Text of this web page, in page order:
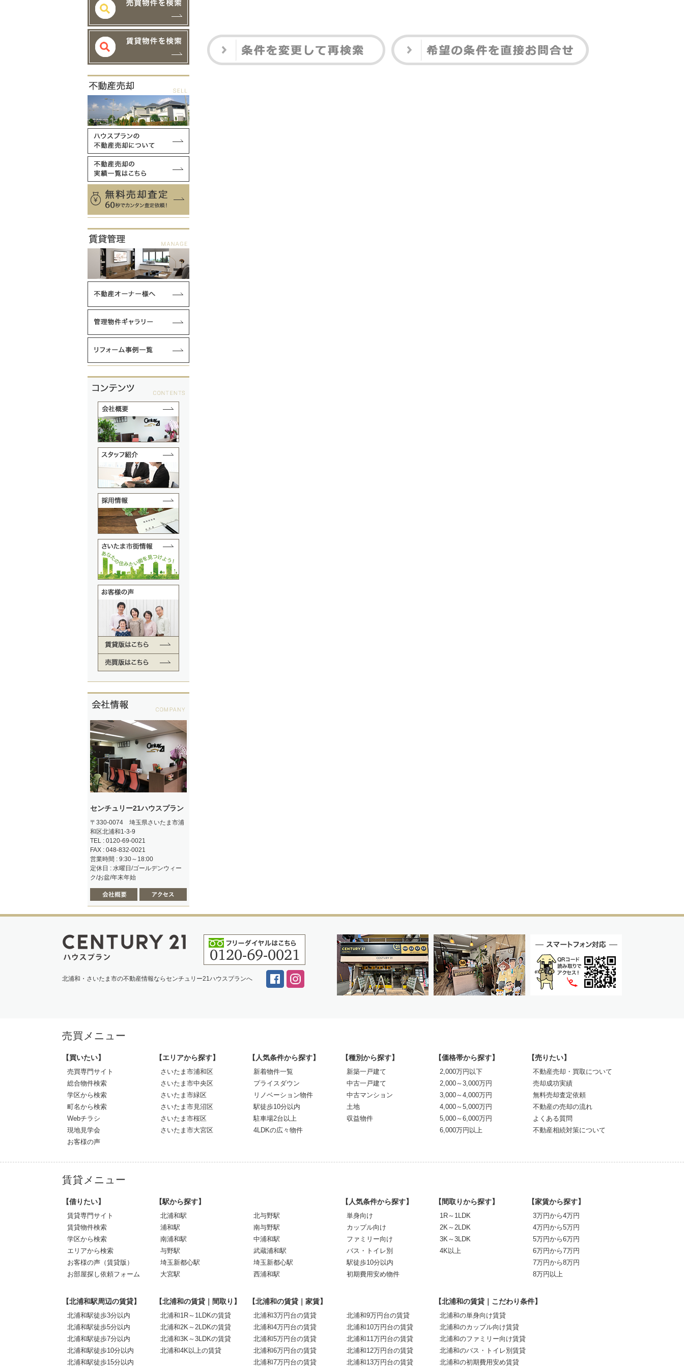
センチュリー21ハウスプラン
〒330-0074 埼玉県さいたま市浦
和区北浦和1-3-9
TEL : 0120-69-0021
FAX : 048-832-0021
営業時間 : 9:30～18:00
定休日 : 水曜日/ゴールデンウィー
ク/お盆/年末年始
北浦和・さいたま市の不動産情報ならセンチュリー21ハウスプランへ
売買メニュー
【買いたい】
売買専門サイト
総合物件検索
学区から検索
町名から検索
Webチラシ
現地見学会
お客様の声
【エリアから探す】
さいたま市浦和区
さいたま市中央区
さいたま市緑区
さいたま市見沼区
さいたま市桜区
さいたま市大宮区
【人気条件から探す】
新着物件一覧
プライスダウン
リノベーション物件
駅徒歩10分以内
駐車場2台以上
4LDKの広々物件
【種別から探す】
新築一戸建て
中古一戸建て
中古マンション
土地
収益物件
【価格帯から探す】
2,000万円以下
2,000～3,000万円
3,000～4,000万円
4,000～5,000万円
5,000～6,000万円
6,000万円以上
【売りたい】
不動産売却・買取について
売却成功実績
無料売却査定依頼
不動産の売却の流れ
よくある質問
不動産相続対策について
賃貸メニュー
【借りたい】
賃貸専門サイト
賃貸物件検索
学区から検索
エリアから検索
お客様の声（賃貸版）
お部屋探し依頼フォーム
【駅から探す】
北浦和駅
浦和駅
南浦和駅
与野駅
埼玉新都心駅
大宮駅
北与野駅
南与野駅
中浦和駅
武蔵浦和駅
埼玉新都心駅
西浦和駅
【人気条件から探す】
単身向け
カップル向け
ファミリー向け
バス・トイレ別
駅徒歩10分以内
初期費用安め物件
【間取りから探す】
1R～1LDK
2K～2LDK
3K～3LDK
4K以上
【家賃から探す】
3万円から4万円
4万円から5万円
5万円から6万円
6万円から7万円
7万円から8万円
8万円以上
【北浦和駅周辺の賃貸】
北浦和駅徒歩3分以内
北浦和駅徒歩5分以内
北浦和駅徒歩7分以内
北浦和駅徒歩10分以内
北浦和駅徒歩15分以内
【北浦和の賃貸｜間取り】
北浦和1R～1LDKの賃貸
北浦和2K～2LDKの賃貸
北浦和3K～3LDKの賃貸
北浦和4K以上の賃貸
【北浦和の賃貸｜家賃】
北浦和3万円台の賃貸
北浦和4万円台の賃貸
北浦和5万円台の賃貸
北浦和6万円台の賃貸
北浦和7万円台の賃貸
北浦和9万円台の賃貸
北浦和10万円台の賃貸
北浦和11万円台の賃貸
北浦和12万円台の賃貸
北浦和13万円台の賃貸
【北浦和の賃貸｜こだわり条件】
北浦和の単身向け賃貸
北浦和のカップル向け賃貸
北浦和のファミリー向け賃貸
北浦和のバス・トイレ別賃貸
北浦和の初期費用安め賃貸